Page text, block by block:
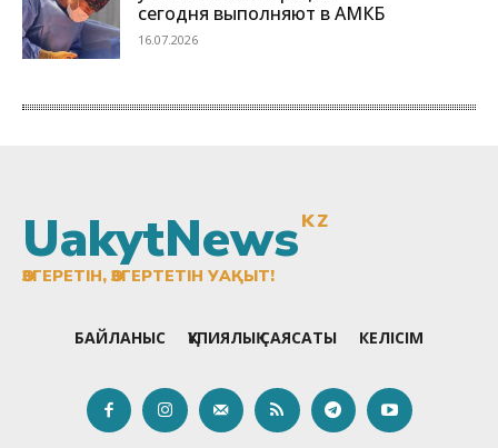
UakytNewsKZ
ӨЗГЕРЕТІН, ӨЗГЕРТЕТІН УАҚЫТ!
БАЙЛАНЫС ҚҰПИЯЛЫҚ САЯСАТЫ КЕЛІСІМ